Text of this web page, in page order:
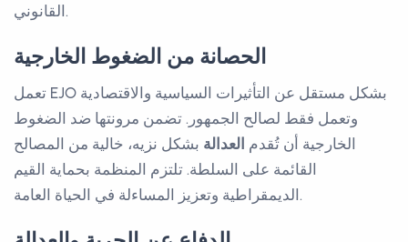
القانوني.
الحصانة من الضغوط الخارجية
تعمل EJO بشكل مستقل عن التأثيرات السياسية والاقتصادية
وتعمل فقط لصالح الجمهور. تضمن مرونتها ضد الضغوط
الخارجية أن تُقدم العدالة بشكل نزيه، خالية من المصالح
القائمة على السلطة. تلتزم المنظمة بحماية القيم
الديمقراطية وتعزيز المساءلة في الحياة العامة.